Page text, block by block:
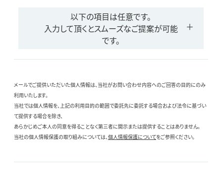
以下の項目は任意です。
入力して頂くとスムーズなご提案が可能
です。
メールでご提供いただいた個人情報は、当社がお問い合わせ内容へのご回答の目的にのみ
利用いたします。
当社では個人情報を、上記の利用目的の範囲で委託先に委託する場合および法令に基づい
て提供する場合を除き、
あらかじめご本人の同意を得ることなく第三者に開示または提供することはありません。
当社の個人情報保護の取り組みについては、個人情報保護についてをご参照ください。